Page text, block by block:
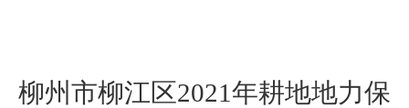
柳州市柳江区2021年耕地地力保